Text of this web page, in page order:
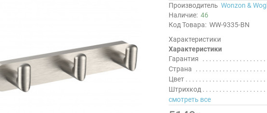
Производитель Wonzon &
Наличие: 46
Код Товара: WW-9335-BN
Характеристики
Характеристики
Гарантия
Страна
Цвет
Штрихкод
смотреть все